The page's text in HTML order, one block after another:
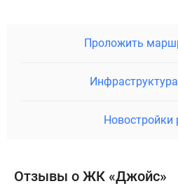
Проложить
Новостройки
Отзывы о ЖК «Джойс»